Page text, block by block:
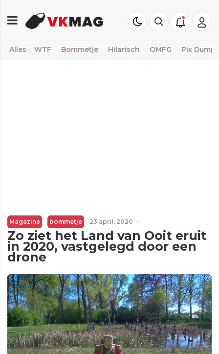
Alles WTF Bommetje Hilarisch OMFG Pix Dump
Magazine bommetje 23 april, 2020 ·
Zo ziet het Land van Ooit eruit
in 2020, vastgelegd door een
drone